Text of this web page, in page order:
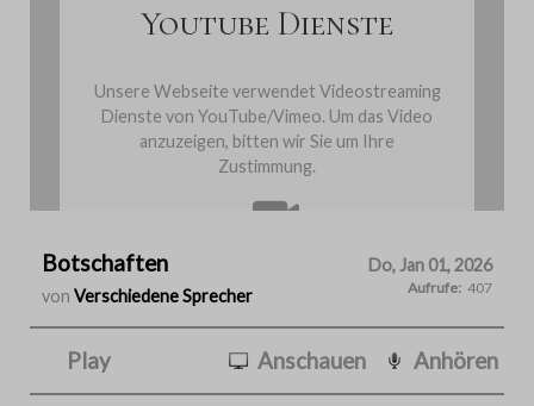
Youtube Dienste
Unsere Webseite verwendet Videostreaming
Dienste von YouTube/Vimeo. Um das Video
anzuzeigen, bitten wir Sie um Ihre
Zustimmung.
Cookies einmalig akzeptierenDo, Jan 01, 2026
Aufrufe: 407
Botschaften
von Verschiedene Sprecher
Anschauen Anhören
Play